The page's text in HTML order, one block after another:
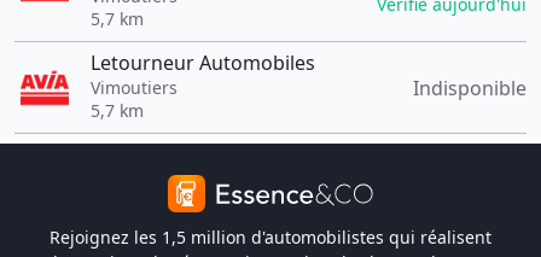
5,7 km
Letourneur Automobiles
Vimoutiers
5,7 km
Indisponible
Rejoignez les 1,5 million d'automobilistes qui réalisent